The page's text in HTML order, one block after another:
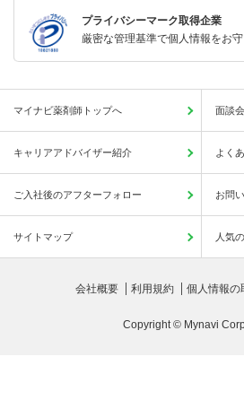
プライバシーマーク取得企業
厳密な管理基準で個人情報をお守
マイナビ薬剤師トップへ 面談
キャリアアドバイザー紹介 よく
ご入社後のアフターフォロー お問
サイトマップ 人気
会社概要 利用規約 個人情報の
Copyright © Mynavi